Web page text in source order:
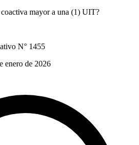
mayor a una (1) UIT?
N° 1455
enero de 2026